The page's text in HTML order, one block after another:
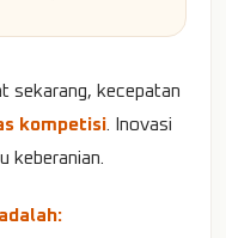
sekarang, kecepatan
kompetisi . Inovasi
keberanian.